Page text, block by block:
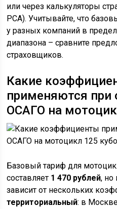
или через калькуляторы
РСА). Учитывайте, что
у разных компаний в
диапазона – сравните
страховщиков.
Какие
применяются при
ОСАГО на
Базовый тариф для
составляет 1 470 рублей, но
зависит от нескольких
территориальный: в